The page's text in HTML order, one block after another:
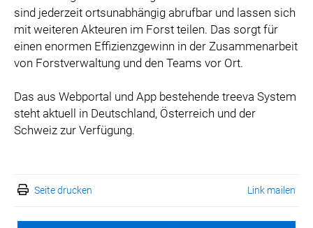
sind jederzeit ortsunabhängig abrufbar und lassen sich
mit weiteren Akteuren im Forst teilen. Das sorgt für
einen enormen Effizienzgewinn in der Zusammenarbeit
von Forstverwaltung und den Teams vor Ort.
Das aus Webportal und App bestehende treeva System
steht aktuell in Deutschland, Österreich und der
Schweiz zur Verfügung.
Seite drucken Link mailen